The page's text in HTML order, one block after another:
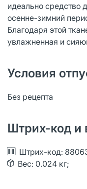
идеально средство
осенне-зимний
Благодаря этой
увлажненная и
Условия
Без рецепта
Штрих-код и
Штрих-код:
Вес: 0.024 кг;